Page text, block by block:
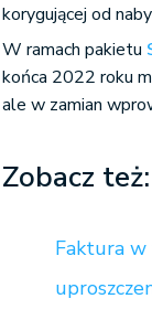
korygującej od
W ramach pakietu
końca 2022 roku
ale w zamian
Zobacz też:
Faktura w